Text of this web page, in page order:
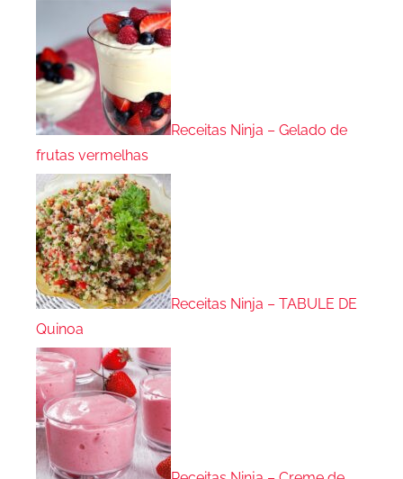
Receitas Ninja – Gelado de
frutas vermelhas
Receitas Ninja – TABULE DE
Quinoa